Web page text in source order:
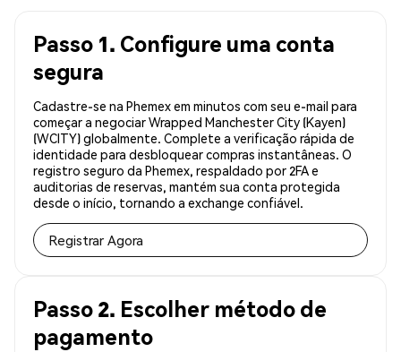
Passo 1. Configure uma conta
segura
Cadastre-se na Phemex em minutos com seu e-mail para
começar a negociar Wrapped Manchester City (Kayen)
(WCITY) globalmente. Complete a verificação rápida de
identidade para desbloquear compras instantâneas. O
registro seguro da Phemex, respaldado por 2FA e
auditorias de reservas, mantém sua conta protegida
desde o início, tornando a exchange confiável.
Registrar Agora
Passo 2. Escolher método de
pagamento